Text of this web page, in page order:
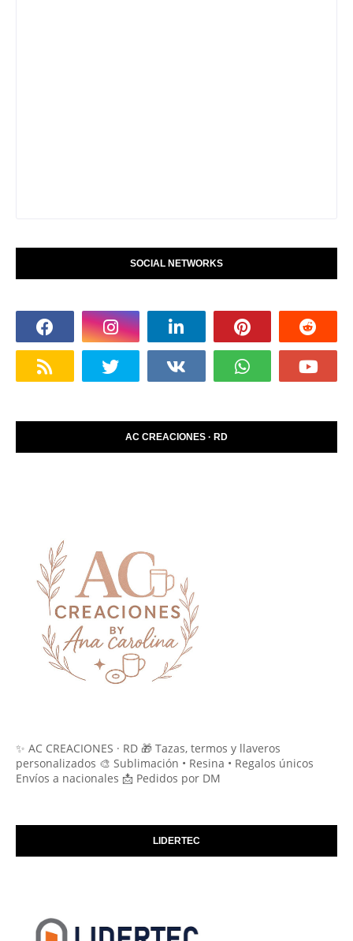
SOCIAL NETWORKS
AC CREACIONES · RD
✨ AC CREACIONES · RD 🎁 Tazas, termos y llaveros
personalizados 🎨 Sublimación • Resina • Regalos únicos
Envíos a nacionales 📩 Pedidos por DM
LIDERTEC